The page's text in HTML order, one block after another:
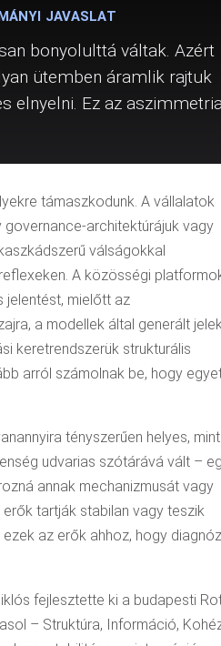
JAVASLAT
bonyolulttá váltak. Azért
ütemben áramlik rajtuk
elnyelni. Ez az aszimmetria
támaszkodunk. A vállalatok
architektúrájuk vagy
válságokkal
A közösségi
jelentést, mielőtt az
a modellek által generált
keretrendszerük strukturális
arról számolnak be, hogy
tényszerűen helyes, mint
udvarias szótárává vált –
annak mechanizmusát vagy
tartják stabilan vagy teszik
az erők ahhoz, hogy
fejlesztette ki a budapesti
– Struktúra, Információ,